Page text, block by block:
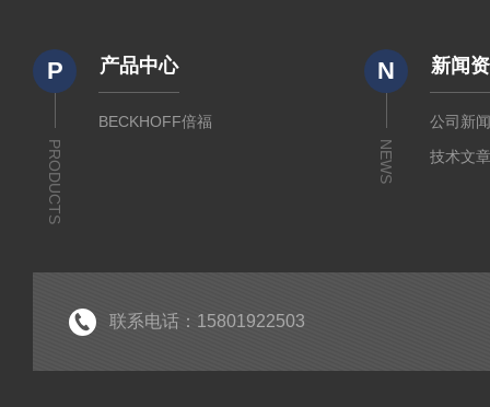
P
PRODUCTS
产品中心
BECKHOFF倍福
N
NEWS
新闻
公司新
技术文
联系电话：15801922503